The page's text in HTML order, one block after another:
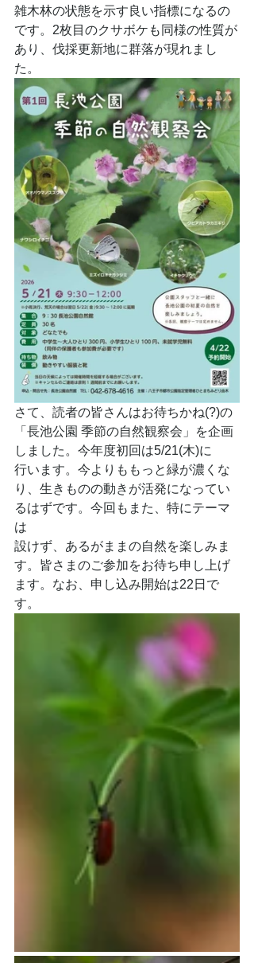
雑木林の状態を示す良い指標になるの
です。2枚目のクサボケも同様の性質が
あり、伐採更新地に群落が現れまし
た。
さて、読者の皆さんはお待ちかね(?)の
「長池公園 季節の自然観察会」を企画
しました。今年度初回は5/21(木)に
行います。今よりももっと緑が濃くな
り、生きものの動きが活発になってい
るはずです。今回もまた、特にテーマ
は
設けず、あるがままの自然を楽しみま
す。皆さまのご参加をお待ち申し上げ
ます。なお、申し込み開始は22日で
す。